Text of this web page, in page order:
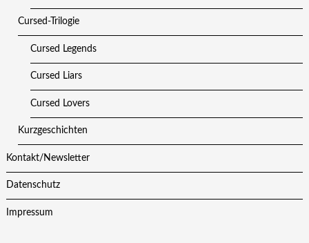
Cursed-Trilogie
Cursed Legends
Cursed Liars
Cursed Lovers
Kurzgeschichten
Kontakt/Newsletter
Datenschutz
Impressum